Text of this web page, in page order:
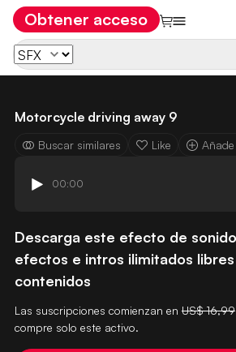
Obtener acceso
Motorcycle driving away 9
Buscar similares Like
00:00
Descarga este efecto de
efectos e intros ilimitados
contenidos
Las suscripciones comienzan en US$ 16,99
compre solo este activo.